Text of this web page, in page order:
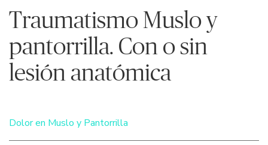
Traumatismo Muslo y
pantorrilla. Con o sin
lesión anatómica
Dolor en Muslo y Pantorrilla